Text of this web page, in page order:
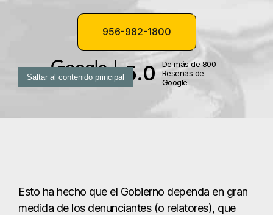
5.0
De más de 800
Reseñas de
Google
956-982-1800
Saltar al contenido principal
Esto ha hecho que el Gobierno dependa en gran
medida de los denunciantes (o relatores), que